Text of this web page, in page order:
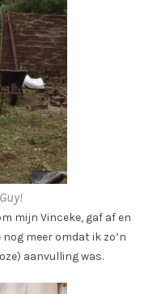
mijn Vinceke, gaf af en
meer omdat ik zo’n
aanvulling was.